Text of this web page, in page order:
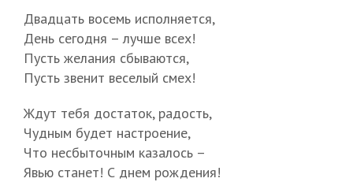
Двадцать восемь исполняется,
День сегодня – лучше всех!
Пусть желания сбываются,
Пусть звенит веселый смех!
Ждут тебя достаток, радость,
Чудным будет настроение,
Что несбыточным казалось –
Явью станет! С днем рождения!